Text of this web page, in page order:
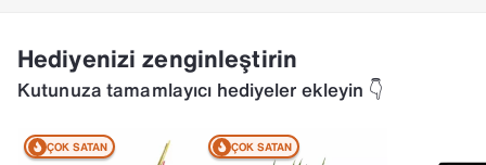
Hediyenizi zenginleştirin
Kutunuza tamamlayıcı hediyeler ekleyin 👇
ÇOK SATAN ÇOK SATAN